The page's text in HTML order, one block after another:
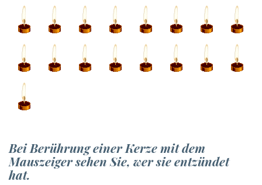
Bei Berührung einer Kerze mit dem
Mauszeiger sehen Sie, wer sie entzündet
hat.